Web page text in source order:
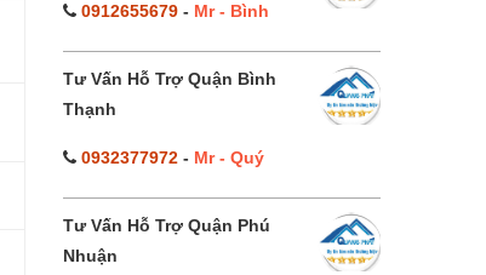
0912655679- Mr - Bình
Tư Vấn Hỗ Trợ Quận Bình
Thạnh
0932377972- Mr - Quý
Tư Vấn Hỗ Trợ Quận Phú
Nhuận